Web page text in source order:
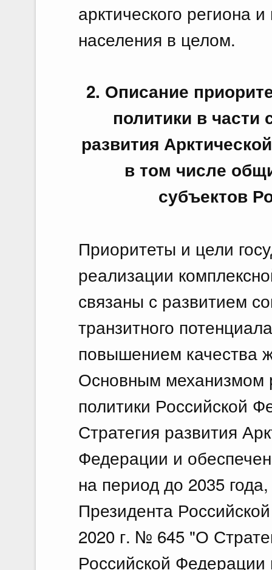
арктического региона
населения в целом.
2. Описание
политики в части
развития
в том числе
субъектов
Приоритеты и цели
реализации
связаны с развитием
транзитного
повышением качества
Основным механизмом
политики Российской
Стратегия развития
Федерации и
на период до 2035
Президента
2020 г. № 645 "О
Российской